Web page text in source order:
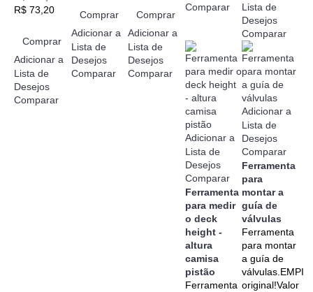
R$ 73,20
Comprar
Adicionar a
Lista de
Desejos
Comparar
Comprar
Adicionar a
Lista de
Desejos
Comparar
Comprar
Adicionar a
Lista de
Desejos
Comparar
Comparar
Lista de
Desejos
Comparar
Adicionar a
Lista de
Desejos
Comparar
Ferramenta
para medir
o deck
height -
altura
camisa
pistão
Ferramenta
Adicionar a
Lista de
Desejos
Comparar
Ferramenta
para
montar a
guía de
válvulas
Ferramenta
para montar
a guía de
válvulas.EMPI
original!Valor